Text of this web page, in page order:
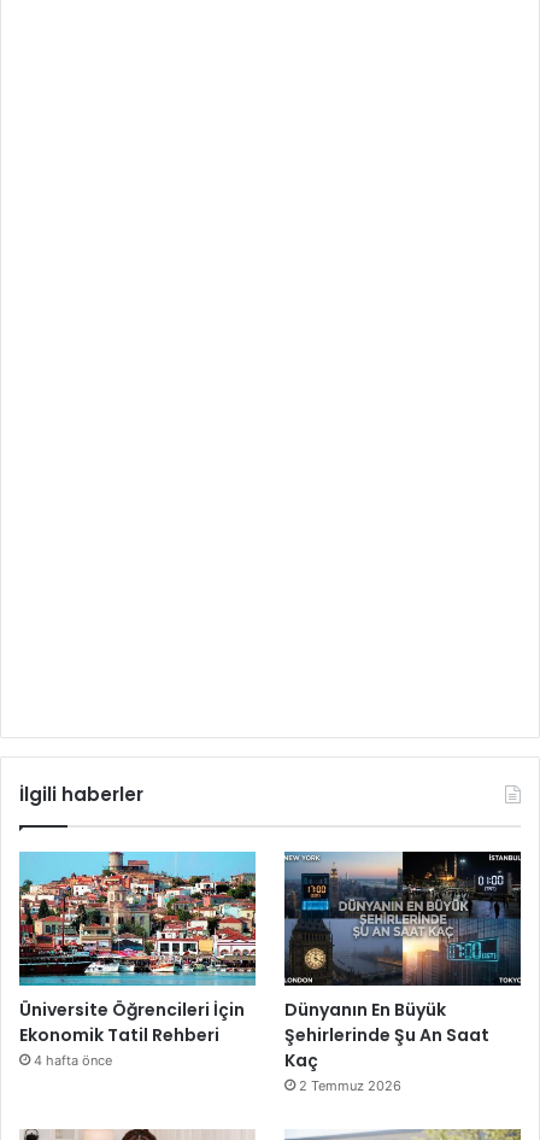
İlgili haberler
Üniversite Öğrencileri İçin
Ekonomik Tatil Rehberi
4 hafta önce
Dünyanın En Büyük
Şehirlerinde Şu An Saat
Kaç
2 Temmuz 2026